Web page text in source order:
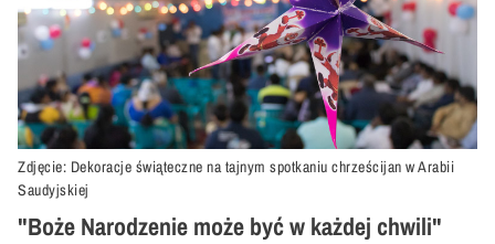
Zdjęcie: Dekoracje świąteczne na tajnym spotkaniu chrześcijan w Arabii
Saudyjskiej
"Boże Narodzenie może być w każdej chwili"